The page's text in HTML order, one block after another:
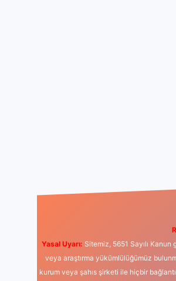
Yasal Uyarı: Sitemiz, 5651 Sayılı
veya araştırma yükümlülüğümüz
kurum veya şahıs şirketi ile hiçbir